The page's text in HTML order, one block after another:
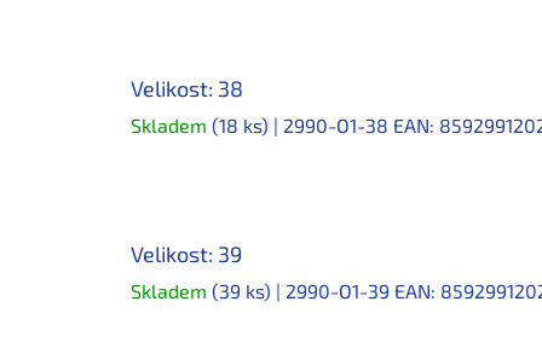
Velikost: 38
Skladem (18 ks) | 2990-O1-38 EAN:
Velikost: 39
Skladem (39 ks) | 2990-O1-39 EAN: